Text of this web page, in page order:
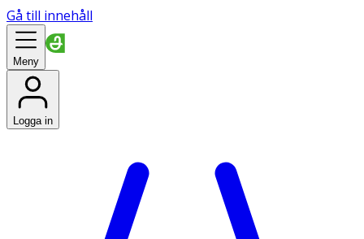
Gå till innehåll
Meny
Logga in